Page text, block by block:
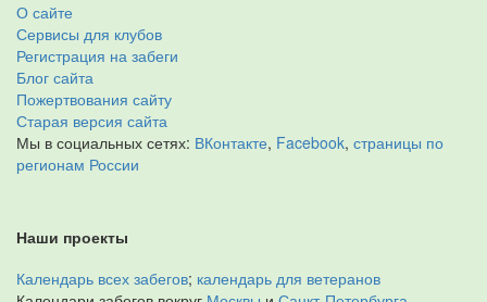
О сайте
Сервисы для клубов
Регистрация на забеги
Блог сайта
Пожертвования сайту
Старая версия сайта
Мы в социальных сетях: ВКонтакте, Facebook, страницы по
регионам России
Наши проекты
Календарь всех забегов; календарь для ветеранов